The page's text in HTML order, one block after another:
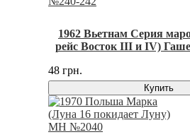
1962 Вьетнам Серия
рейс Восток III и IV)
48 грн.
Купить